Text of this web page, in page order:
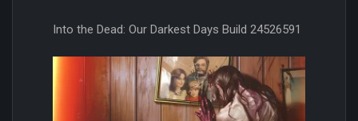
Into the Dead: Our Darkest Days Build 24526591